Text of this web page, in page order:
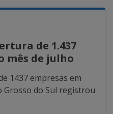
de 1.437
mês de julho
1437 empresas em
Grosso do Sul registrou